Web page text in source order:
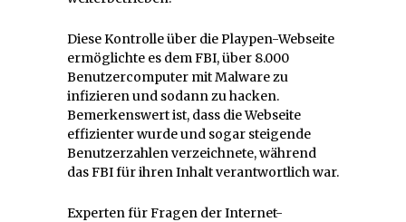
Diese Kontrolle über die Playpen-Webseite
ermöglichte es dem FBI, über 8.000
Benutzercomputer mit Malware zu
infizieren und sodann zu hacken.
Bemerkenswert ist, dass die Webseite
effizienter wurde und sogar steigende
Benutzerzahlen verzeichnete, während
das FBI für ihren Inhalt verantwortlich war.
Experten für Fragen der Internet-